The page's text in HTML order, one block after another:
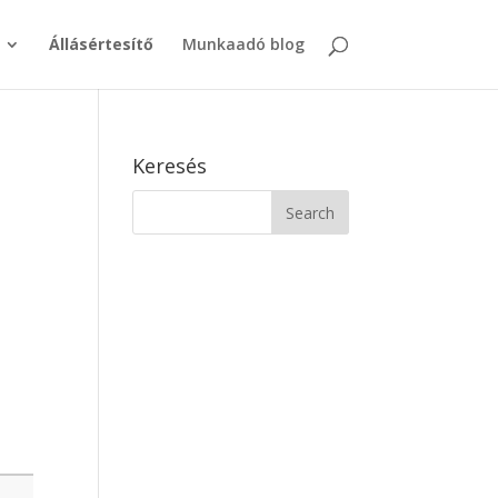
Állásértesítő Munkaadó blog
Keresés